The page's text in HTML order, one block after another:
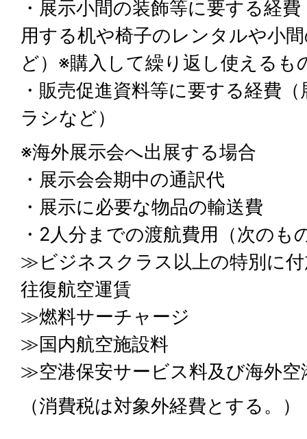
・展示小間の装飾等に要する経
用する机や椅子のレンタルや小
ど）※購入して繰り返し使えるも
・販売促進資料等に要する経費
ラシなど）
※海外展示会へ出展する場合
・展示会会期中の通訳代
・展示に必要な物品の輸送費
・2人分までの渡航費用（次のも
≫ビジネスクラス以上の特別に
往復航空運賃
≫燃料サーチャージ
≫国内航空施設料
≫空港保安サービス料及び海外空
（消費税は対象外経費とする。）